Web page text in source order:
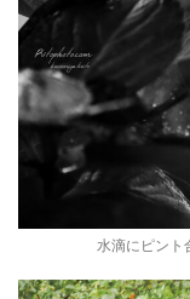
水滴にピント